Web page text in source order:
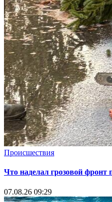
Происшествия
Что наделал грозовой
07.08.26 09:29